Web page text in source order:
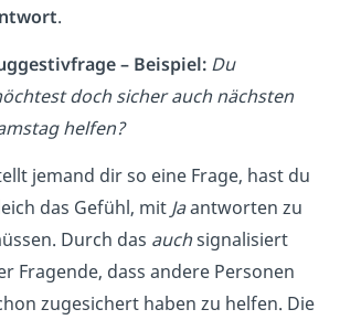
.
– Beispiel: Du
doch sicher auch nächsten
helfen?
jemand dir so eine Frage, hast du
das Gefühl, mit Jaantworten zu
Durch das auchsignalisiert
Fragende, dass andere Personen
zugesichert haben zu helfen. Die